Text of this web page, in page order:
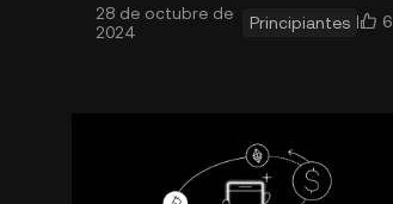
innumerables colecciones de NFT
28 de octubre de
2024
Principiantes 6